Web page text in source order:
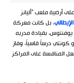
أرضية ملعب “أليانز
، بل كانت معركة
بقيادة مدربه
كونتي درساً قاسياً، وفاز
ويشعل المنافسة على المراكز